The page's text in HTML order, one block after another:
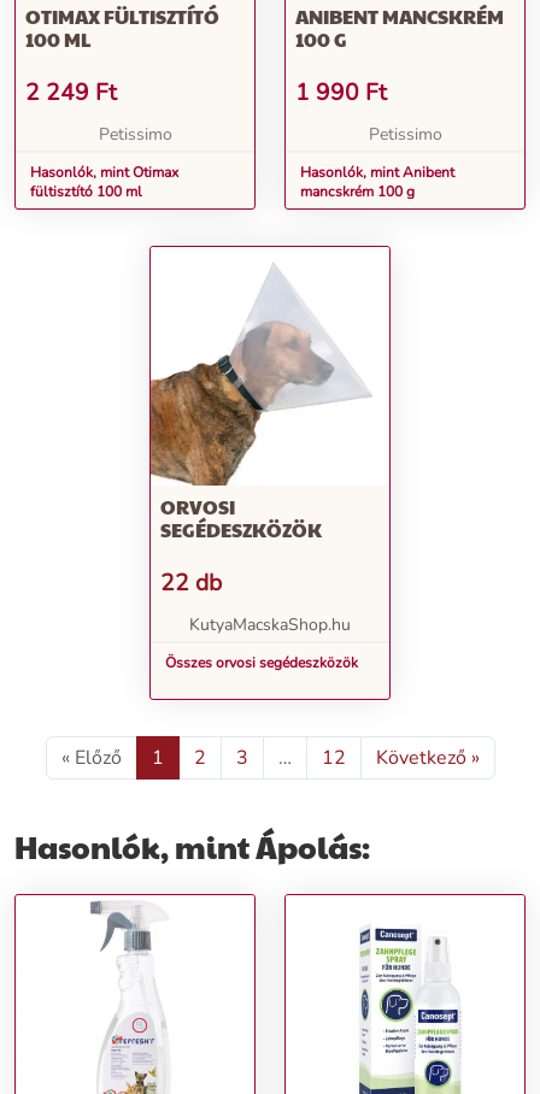
OTIMAX FÜLTISZTÍTÓ
100 ML
2 249 Ft
Petissimo
Hasonlók, mint Otimax
fültisztító 100 ml
ANIBENT MANCSKRÉM
100 G
1 990 Ft
Petissimo
Hasonlók, mint Anibent
mancskrém 100 g
ORVOSI
SEGÉDESZKÖZÖK
22 db
KutyaMacskaShop.hu
Összes orvosi segédeszközök
« Előző 1 2 3 … 12 Következő »
Hasonlók, mint Ápolás: